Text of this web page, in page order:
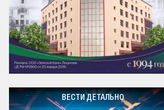
ВЕСТИ ДЕТАЛЬНО